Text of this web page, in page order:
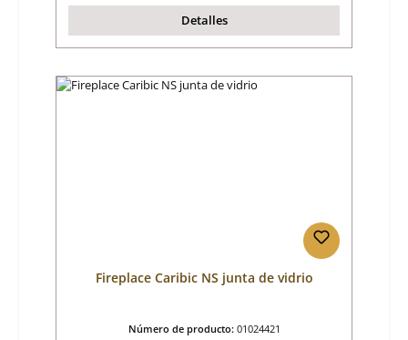
Detalles
Fireplace Caribic NS junta de vidrio
Número de producto: 01024421